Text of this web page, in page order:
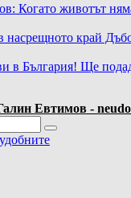
Когато животът
насрещното край
в България! Ще
Евтимов -